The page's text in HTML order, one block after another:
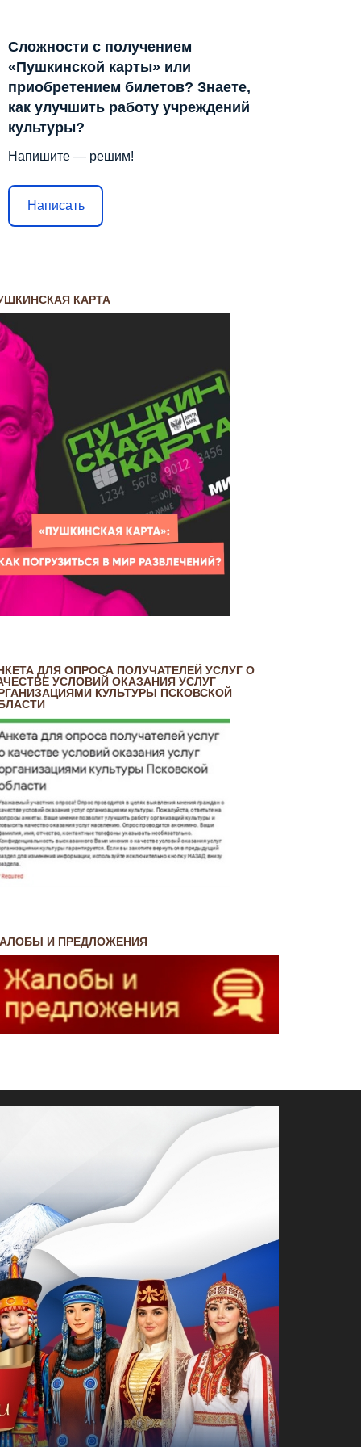
Сложности с получением
«Пушкинской карты» или
приобретением билетов? Знаете,
как улучшить работу учреждений
культуры?
Напишите — решим!
Написать
КАРТА
ДЛЯ ОПРОСА ПОЛУЧАТЕЛЕЙ УСЛУГ О
УСЛОВИЙ ОКАЗАНИЯ УСЛУГ
КУЛЬТУРЫ ПСКОВСКОЙ
И ПРЕДЛОЖЕНИЯ